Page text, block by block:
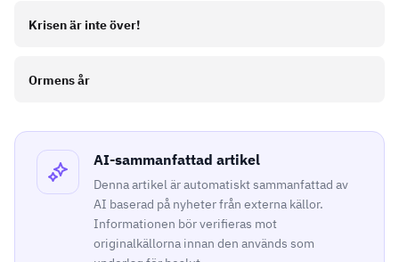
Krisen är inte över!
Ormens år
AI-sammanfattad artikel
Denna artikel är automatiskt sammanfattad av
AI baserad på nyheter från externa källor.
Informationen bör verifieras mot
originalkällorna innan den används som